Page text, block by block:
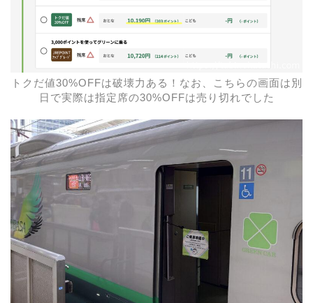
トクだ値30%OFFは破壊力ある！なお、こちらの画面は別
日で実際は指定席の30%OFFは売り切れでした